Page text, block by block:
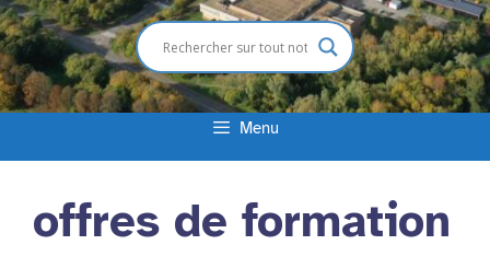
Menu
offres de formation